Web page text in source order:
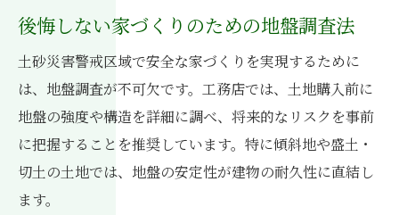
後悔しない家づくりのための地盤調査法
土砂災害警戒区域で安全な家づくりを実現するために
は、地盤調査が不可欠です。工務店では、土地購入前に
地盤の強度や構造を詳細に調べ、将来的なリスクを事前
に把握することを推奨しています。特に傾斜地や盛土・
切土の土地では、地盤の安定性が建物の耐久性に直結し
ます。